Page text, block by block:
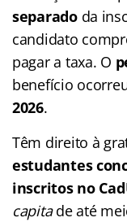
separadoda
candidato
pagar a taxa. O
benefício
2026.
Têm direito à
estudantes
inscritos no
capitade até